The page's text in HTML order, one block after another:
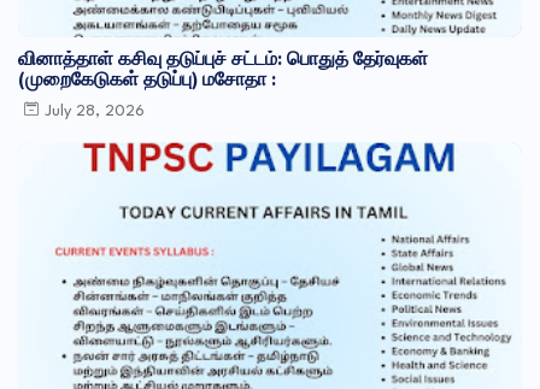
வினாத்தாள் கசிவு தடுப்புச் சட்டம்: பொதுத் தேர்வுகள்
(முறைகேடுகள் தடுப்பு) மசோதா :
July 28, 2026